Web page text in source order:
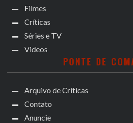
Filmes
Críticas
Séries e TV
Videos
PONTE DE
Arquivo de Críticas
Contato
Anuncie